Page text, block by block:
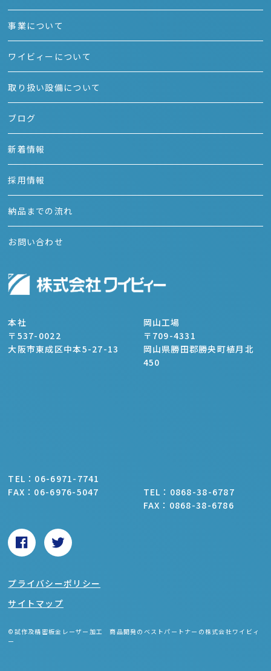
事業について
ワイビィーについて
取り扱い設備について
ブログ
新着情報
採用情報
納品までの流れ
お問い合わせ
本社
〒537-0022
大阪市東成区中本5-27-13
TEL：06-6971-7741
FAX：06-6976-5047
岡山工場
〒709-4331
岡山県勝田郡勝央町植月北
450
TEL：0868-38-6787
FAX：0868-38-6786
プライバシーポリシー
サイトマップ
©試作及精密板金レーザー加工 商品開発のベストパートナーの株式会社ワイビィ
ー